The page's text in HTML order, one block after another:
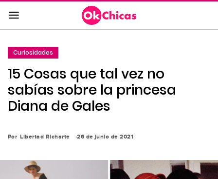
Saltar
al
contenido
la
navegación
principal
Curiosidades
15 Cosas que tal vez no
sabías sobre la princesa
Diana de Gales
Por Libertad Richarte 26 de junio de 2021